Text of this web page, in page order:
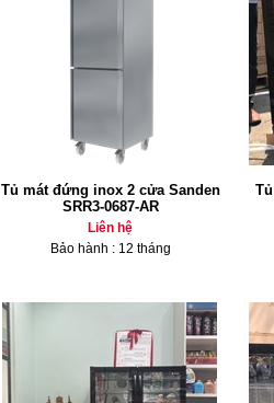
Tủ mát đứng inox 2 cửa Sanden
SRR3-0687-AR
Liên hệ
Bảo hành : 12 tháng